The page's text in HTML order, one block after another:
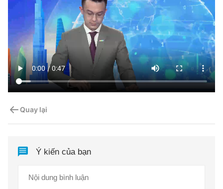
Quay lại
Ý kiến của bạn